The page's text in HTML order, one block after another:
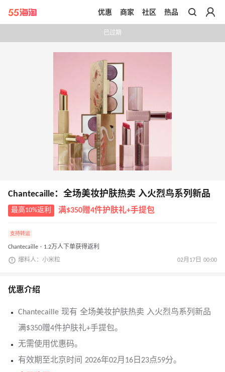
带你去官网买正品
优惠 商家 社区 热品
已过期
Chantecaille：全场美妆护肤热卖 入火烈鸟系列新品
最高10%返利 满$350赠4件护肤礼+手提包
支持转运
Chantecaille · 1.2万人下单获得返利
爆料人：小米粒 02月17日 00:00
优惠介绍
Chantecaille 现有 全场美妆护肤热卖 入火烈鸟系列新品
满$350赠4件护肤礼+手提包。
无需使用优惠码。
有效期至北京时间 2026年02月16日23点59分。